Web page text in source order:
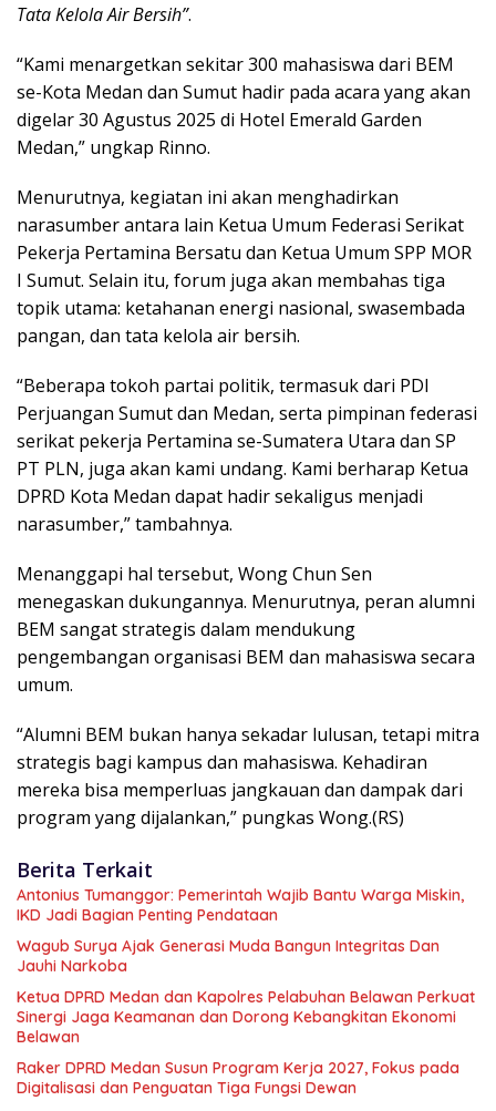
Tata Kelola Air Bersih”.
“Kami menargetkan sekitar 300 mahasiswa dari BEM
se-Kota Medan dan Sumut hadir pada acara yang akan
digelar 30 Agustus 2025 di Hotel Emerald Garden
Medan,” ungkap Rinno.
Menurutnya, kegiatan ini akan menghadirkan
narasumber antara lain Ketua Umum Federasi Serikat
Pekerja Pertamina Bersatu dan Ketua Umum SPP MOR
I Sumut. Selain itu, forum juga akan membahas tiga
topik utama: ketahanan energi nasional, swasembada
pangan, dan tata kelola air bersih.
“Beberapa tokoh partai politik, termasuk dari PDI
Perjuangan Sumut dan Medan, serta pimpinan federasi
serikat pekerja Pertamina se-Sumatera Utara dan SP
PT PLN, juga akan kami undang. Kami berharap Ketua
DPRD Kota Medan dapat hadir sekaligus menjadi
narasumber,” tambahnya.
Menanggapi hal tersebut, Wong Chun Sen
menegaskan dukungannya. Menurutnya, peran alumni
BEM sangat strategis dalam mendukung
pengembangan organisasi BEM dan mahasiswa secara
umum.
“Alumni BEM bukan hanya sekadar lulusan, tetapi mitra
strategis bagi kampus dan mahasiswa. Kehadiran
mereka bisa memperluas jangkauan dan dampak dari
program yang dijalankan,” pungkas Wong.(RS)
Berita Terkait
Antonius Tumanggor: Pemerintah Wajib Bantu Warga Miskin,
IKD Jadi Bagian Penting Pendataan
Wagub Surya Ajak Generasi Muda Bangun Integritas Dan
Jauhi Narkoba
Ketua DPRD Medan dan Kapolres Pelabuhan Belawan Perkuat
Sinergi Jaga Keamanan dan Dorong Kebangkitan Ekonomi
Belawan
Raker DPRD Medan Susun Program Kerja 2027, Fokus pada
Digitalisasi dan Penguatan Tiga Fungsi Dewan